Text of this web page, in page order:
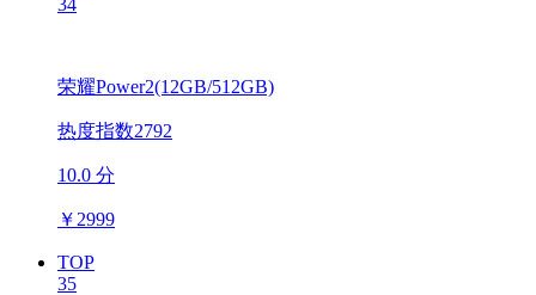
荣耀Power2(12GB/512GB)
热度指数2792
10.0 分
￥ 2999
TOP
35